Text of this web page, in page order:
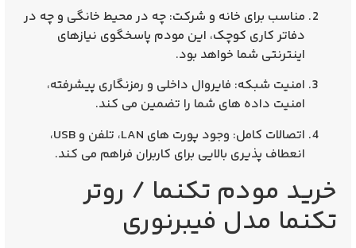
مناسب برای خانه و شرکت: چه در محیط خانگی و چه در
دفاتر کاری کوچک، این مودم پاسخگوی نیازهای
اینترنتی شما خواهد بود.
امنیت شبکه: فایروال داخلی و رمزنگاری پیشرفته،
امنیت داده‌ های شما را تضمین می‌ کند.
اتصالات کامل:
وجود پورت‌ های LAN، تلفن و USB،
انعطاف‌ پذیری بالایی برای کاربران فراهم می‌ کند.
خرید مودم تکنما / روتر
تکنما مدل فیبرنوری